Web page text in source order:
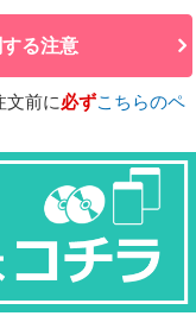
る注意
文前に必ずこちらのペ